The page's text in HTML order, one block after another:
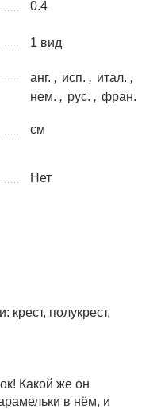
0.4
1 вид
анг. , исп. , итал. ,
нем. , рус. , фран.
см
Нет
крест, полукрест,
Какой же он
в нём, и